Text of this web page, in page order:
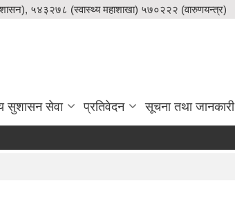
५४३२७८ (स्वास्थ्य महाशाखा) ५७०२२२ (वारुणयन्त्र)
सुशासन सेवा प्रतिवेदन सूचना तथा जानकारी